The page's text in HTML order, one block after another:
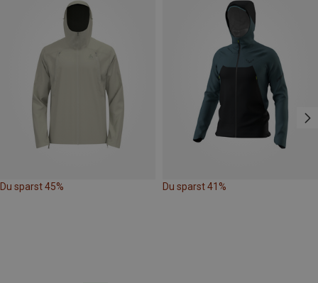
Du sparst 45% Du sparst 41%